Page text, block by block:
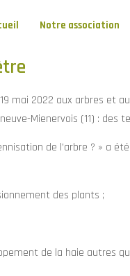
Notre association
mai 2022 aux arbres et
Mienervois (11) : des
de l’arbre ? » a
des plants ;
de la haie autres